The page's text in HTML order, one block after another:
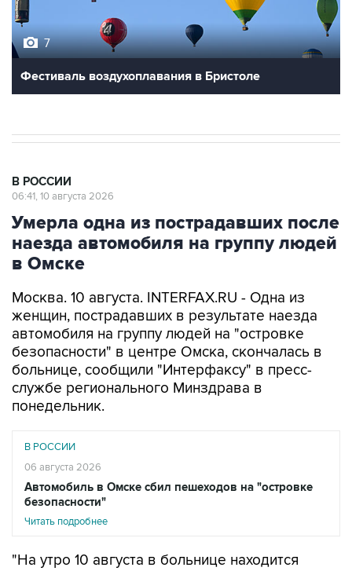
Фестиваль воздухоплавания в Бристоле
Умерла одна из пострадавших после
наезда автомобиля на группу людей
в Омске
Москва. 10 августа. INTERFAX.RU - Одна из
автомобиля на группу людей на "островке
безопасности" в центре Омска, скончалась в
больнице, сообщили "Интерфаксу" в пресс-
службе регионального Минздрава в
понедельник.
В РОССИИ
Автомобиль в Омске сбил пешеходов на "островке
безопасности"
Читать подробнее
"На утро 10 августа в больнице находится
несмотря на все усилия врачей, скончалась", -